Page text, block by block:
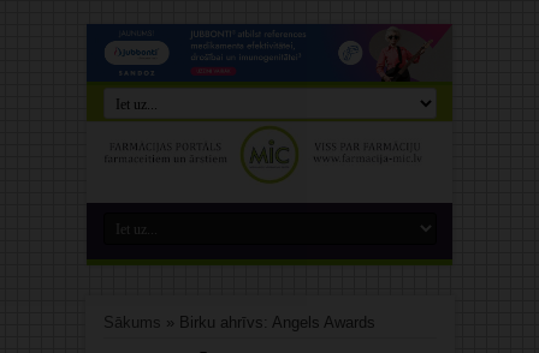
Sākums » Birku ahrīvs: Angels Awards